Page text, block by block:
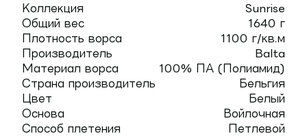
Коллекция
Sunrise
Общий вес
1640 г
Плотность ворса
1100 г/кв.м
Производитель
Balta
Материал ворса
100% ПА (Полиамид)
Страна производитель
Бельгия
Цвет
Белый
Основа
Войлочная
Способ плетения
Петлевой